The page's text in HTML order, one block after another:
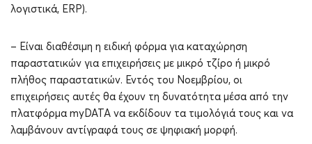
λογιστικά, ERP).
– Είναι διαθέσιμη η ειδική φόρμα για καταχώρηση
παραστατικών για επιχειρήσεις με μικρό τζίρο ή μικρό
πλήθος παραστατικών. Εντός του Νοεμβρίου, οι
επιχειρήσεις αυτές θα έχουν τη δυνατότητα μέσα από την
πλατφόρμα myDATA να εκδίδουν τα τιμολόγιά τους και να
λαμβάνουν αντίγραφά τους σε ψηφιακή μορφή.